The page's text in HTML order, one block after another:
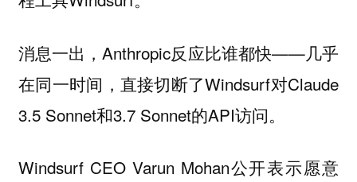
消息一出，Anthropic反应比谁都快——几乎
在同一时间，直接切断了Windsurf对Claude
3.5 Sonnet和3.7 Sonnet的API访问。
Windsurf CEO Varun Mohan公开表示愿意